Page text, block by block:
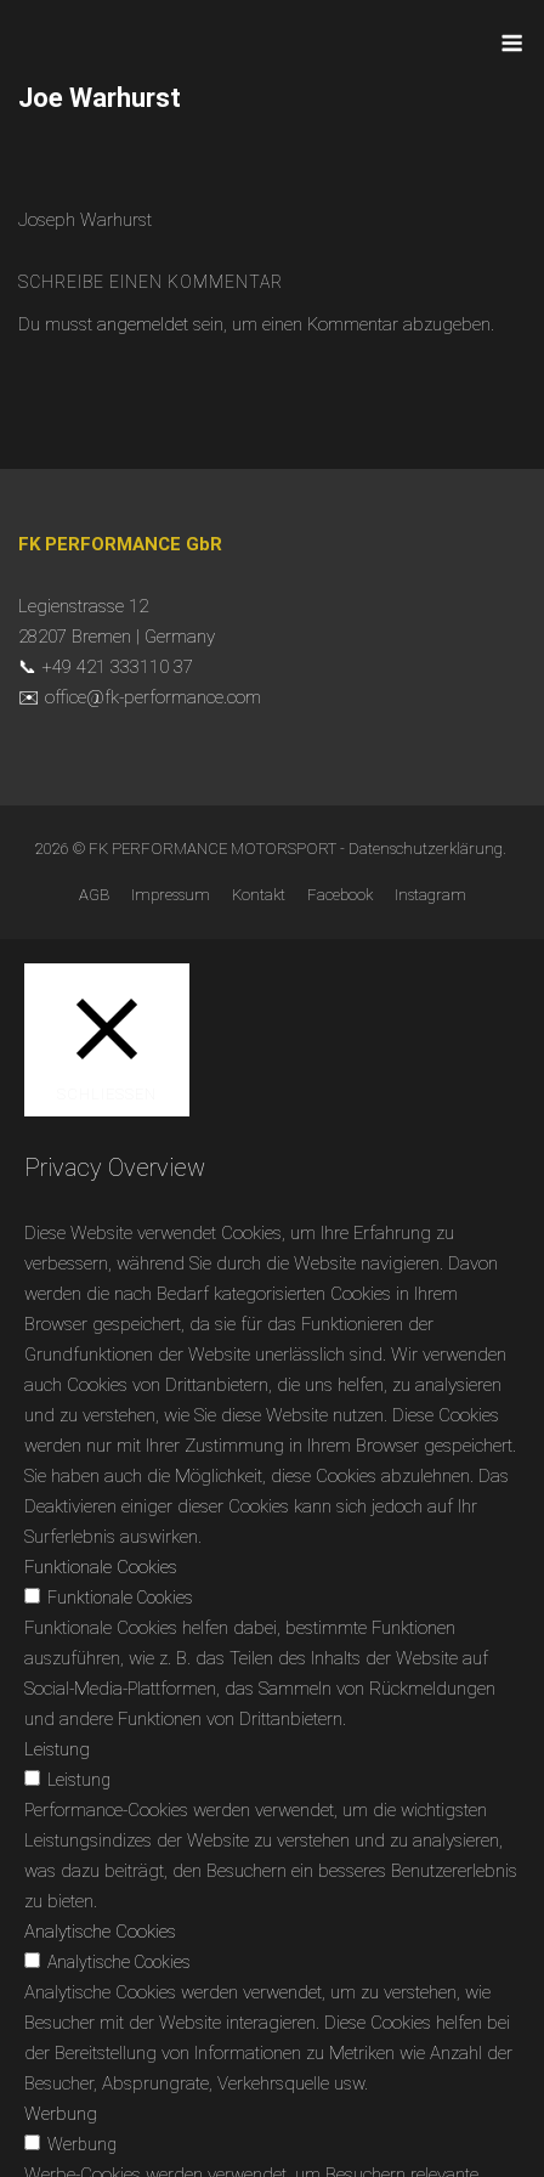
Joe Warhurst
Joseph Warhurst
SCHREIBE EINEN KOMMENTAR
Du musst angemeldet sein, um einen Kommentar abzugeben.
FK PERFORMANCE GbR
Legienstrasse 12
28207 Bremen | Germany
📞 +49 421 333110 37
✉️ office@fk-performance.com
2026 © FK PERFORMANCE MOTORSPORT - Datenschutzerklärung.
AGB Impressum Kontakt Facebook Instagram
Privacy Overview
Diese Website verwendet Cookies, um Ihre Erfahrung zu
verbessern, während Sie durch die Website navigieren. Davon
werden die nach Bedarf kategorisierten Cookies in Ihrem
Browser gespeichert, da sie für das Funktionieren der
Grundfunktionen der Website unerlässlich sind. Wir verwenden
auch Cookies von Drittanbietern, die uns helfen, zu analysieren
und zu verstehen, wie Sie diese Website nutzen. Diese Cookies
werden nur mit Ihrer Zustimmung in Ihrem Browser gespeichert.
Sie haben auch die Möglichkeit, diese Cookies abzulehnen. Das
Deaktivieren einiger dieser Cookies kann sich jedoch auf Ihr
Surferlebnis auswirken.
Funktionale Cookies
Funktionale Cookies
Funktionale Cookies helfen dabei, bestimmte Funktionen
auszuführen, wie z. B. das Teilen des Inhalts der Website auf
Social-Media-Plattformen, das Sammeln von Rückmeldungen
und andere Funktionen von Drittanbietern.
Leistung
Leistung
Performance-Cookies werden verwendet, um die wichtigsten
Leistungsindizes der Website zu verstehen und zu analysieren,
was dazu beiträgt, den Besuchern ein besseres Benutzererlebnis
zu bieten.
Analytische Cookies
Analytische Cookies
Analytische Cookies werden verwendet, um zu verstehen, wie
Besucher mit der Website interagieren. Diese Cookies helfen bei
der Bereitstellung von Informationen zu Metriken wie Anzahl der
Besucher, Absprungrate, Verkehrsquelle usw.
Werbung
Werbung